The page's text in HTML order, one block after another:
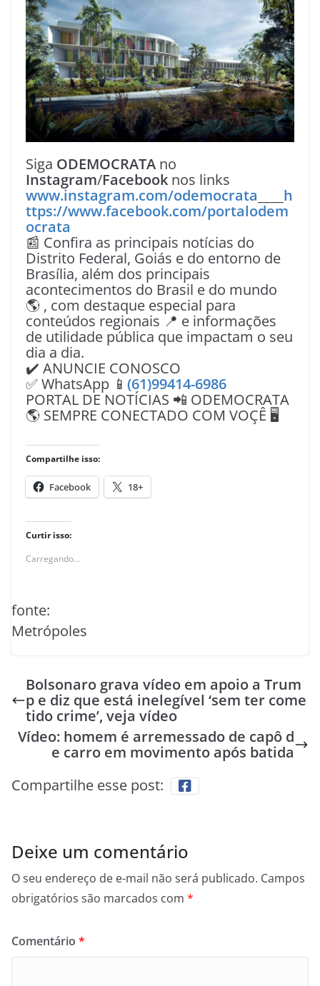
Siga ODEMOCRATA no
Instagram/Facebook nos links
www.instagram.com/odemocrata
h
ttps://www.facebook.com/portalodem
ocrata
📰 Confira as principais notícias do
Distrito Federal, Goiás e do entorno de
Brasília, além dos principais
acontecimentos do Brasil e do mundo
🌎 , com destaque especial para
conteúdos regionais 📍 e informações
de utilidade pública que impactam o seu
dia a dia.
✔️ ANUNCIE CONOSCO
✅ WhatsApp 📱 (61)99414-6986
PORTAL DE NOTÍCIAS 📲 ODEMOCRATA
🌎 SEMPRE CONECTADO COM VOÇÊ 🖥️
Compartilhe isso:
Facebook 18+
Curtir isso:
Carregando...
fonte:
Metrópoles
Bolsonaro grava vídeo em apoio a Trum
p e diz que está inelegível ‘sem ter come
tido crime’, veja vídeo
Vídeo: homem é arremessado de capô d
e carro em movimento após batida
Compartilhe esse post:
Deixe um comentário
O seu endereço de e-mail não será publicado. Campos
obrigatórios são marcados com *
Comentário *